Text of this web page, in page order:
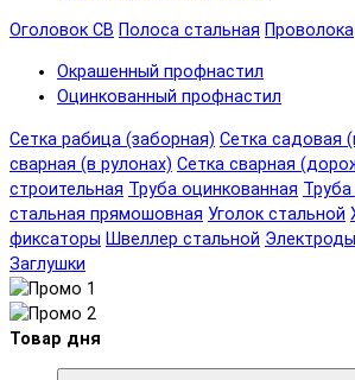
Оголовок СВ Полоса стальная Проволока
Окрашенный профнастил
Оцинкованный профнастил
Сетка рабица (заборная) Сетка садовая
сварная (в рулонах) Сетка сварная
строительная Труба оцинкованная
стальная прямошовная Уголок стальной
фиксаторы Швеллер стальной Электроды
Заглушки
Товар дня